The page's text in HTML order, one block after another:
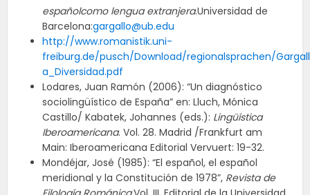
españolcomo lengua extranjera.Universidad de
Barcelona:gargallo@ub.edu
http://www.romanistik.uni-
freiburg.de/pusch/Download/regionalsprachen/
a_Diversidad.pdf
Lodares, Juan Ramón (2006): “Un diagnóstico
sociolingüístico de España” en: Lluch, Mónica
Castillo/ Kabatek, Johannes (eds.): Lingüística
Iberoamericana. Vol. 28. Madrid /Frankfurt am
Main: Iberoamericana Editorial Vervuert: 19-32.
Mondéjar, José (1985): “El español, el español
meridional y la Constitución de 1978”, Revista de